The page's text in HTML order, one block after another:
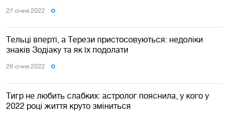
27 сiчня 2022
Тельці вперті, а Терези пристосовуються: недоліки
знаків Зодіаку та як їх подолати
26 сiчня 2022
Тигр не любить слабких: астролог пояснила, у кого у
2022 році життя круто зміниться